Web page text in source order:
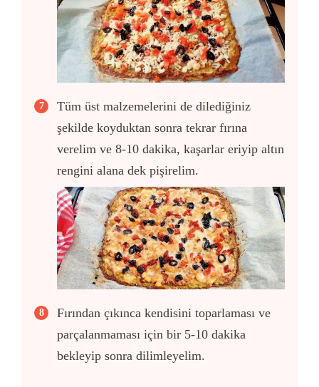
Tüm üst malzemelerini de dilediğiniz
şekilde koyduktan sonra tekrar fırına
verelim ve 8-10 dakika, kaşarlar eriyip altın
rengini alana dek pişirelim.
Fırından çıkınca kendisini toparlaması ve
parçalanmaması için bir 5-10 dakika
bekleyip sonra dilimleyelim.